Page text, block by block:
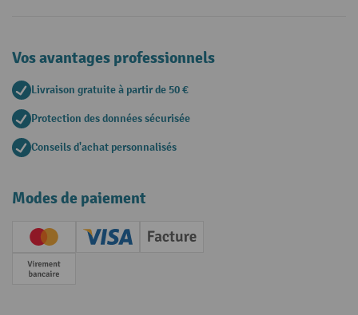
Vos avantages professionnels
Livraison gratuite à partir de 50 €
Protection des données sécurisée
Conseils d'achat personnalisés
Modes de paiement
Creditcard (Master)Creditcard (Visa)
Facture
Paiement anticipé